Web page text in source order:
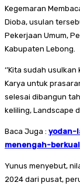
Kegemaran
Dioba, usulan
Pekerjaan Umum,
Kabupaten Lebong.
‘’Kita sudah
Karya untuk
selesai dibangun
keliling, Landscape
Baca Juga : yodan-
menengah-
Yunus menyebut,
2024 dari pusat,